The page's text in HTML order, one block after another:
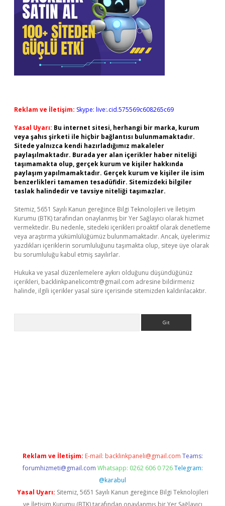
Reklam ve İletişim: Skype: live:.cid.575569c608265c69
Yasal Uyarı: Bu internet sitesi, herhangi bir marka, kurum
veya şahıs şirketi ile hiçbir bağlantısı bulunmamaktadır.
Sitede yalnızca kendi hazırladığımız makaleler
paylaşılmaktadır. Burada yer alan içerikler haber niteliği
taşımamakta olup, gerçek kurum ve kişiler hakkında
paylaşım yapılmamaktadır. Gerçek kurum ve kişiler ile isim
benzerlikleri tamamen tesadüfidir. Sitemizdeki bilgiler
taslak halindedir ve tavsiye niteliği taşımazlar.
Sitemiz, 5651 Sayılı Kanun gereğince Bilgi Teknolojileri ve İletişim
Kurumu (BTK) tarafından onaylanmış bir Yer Sağlayıcı olarak hizmet
vermektedir. Bu nedenle, sitedeki içerikleri proaktif olarak denetleme
veya araştırma yükümlülüğümüz bulunmamaktadır. Ancak, üyelerimiz
yazdıkları içeriklerin sorumluluğunu taşımakta olup, siteye üye olarak
bu sorumluluğu kabul etmiş sayılırlar.
Hukuka ve yasal düzenlemelere aykırı olduğunu düşündüğünüz
içerikleri, backlinkpanelicomtr@gmail.com adresine bildirmeniz
halinde, ilgili içerikler yasal süre içerisinde sitemizden kaldırılacaktır.
Reklam ve İletişim: E-mail: backlinkpaneli@gmail.com Teams:
forumhizmeti@gmail.com Whatsapp: 0262 606 0 726 Telegram:
@karabul
Yasal Uyarı: Sitemiz, 5651 Sayılı Kanun gereğince Bilgi Teknolojileri
ve İletişim Kurumu (BTK) tarafından onaylanmış bir Yer Sağlayıcı